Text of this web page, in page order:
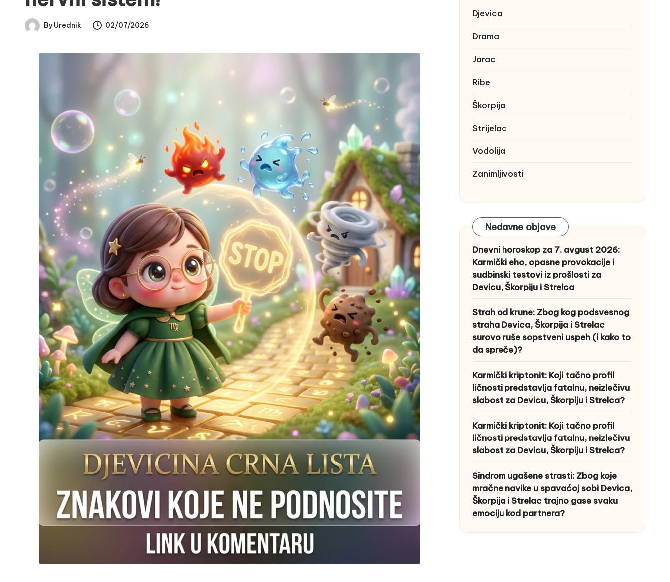
Posted
ByUrednik 02/07/2026
Djevica
Drama
Jarac
Ribe
Škorpija
Strijelac
Vodolija
Zanimljivosti
Nedavne objave
Dnevni horoskop za 7. avgust 2026:
Karmički eho, opasne provokacije i
sudbinski testovi iz prošlosti za
Devicu, Škorpiju i Strelca
Strah od krune: Zbog kog podsvesnog
straha Devica, Škorpija i Strelac
surovo ruše sopstveni uspeh (i kako to
da spreče)?
Karmički kriptonit: Koji tačno profil
ličnosti predstavlja fatalnu, neizlečivu
slabost za Devicu, Škorpiju i Strelca?
Karmički kriptonit: Koji tačno profil
ličnosti predstavlja fatalnu, neizlečivu
slabost za Devicu, Škorpiju i Strelca?
Sindrom ugašene strasti: Zbog koje
mračne navike u spavaćoj sobi Devica,
Škorpija i Strelac trajno gase svaku
emociju kod partnera?